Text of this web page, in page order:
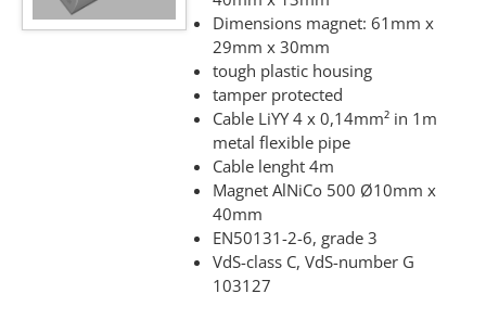
Dimensions magnet: 61mm x
29mm x 30mm
tough plastic housing
tamper protected
Cable LiYY 4 x 0,14mm² in 1m
metal flexible pipe
Cable lenght 4m
Magnet AlNiCo 500 Ø10mm x
40mm
EN50131-2-6, grade 3
VdS-class C, VdS-number G
103127